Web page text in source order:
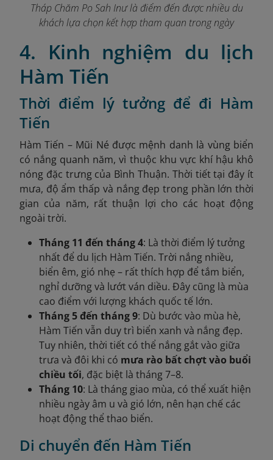
Tháp Chăm Po Sah Inư là điểm đến được nhiều du
khách lựa chọn kết hợp tham quan trong ngày
4. Kinh nghiệm du lịch
Hàm Tiến
Thời điểm lý tưởng để đi Hàm
Tiến
Hàm Tiến – Mũi Né được mệnh danh là vùng biển
có nắng quanh năm, vì thuộc khu vực khí hậu khô
nóng đặc trưng của Bình Thuận. Thời tiết tại đây ít
mưa, độ ẩm thấp và nắng đẹp trong phần lớn thời
gian của năm, rất thuận lợi cho các hoạt động
ngoài trời.
Tháng 11 đến tháng 4: Là thời điểm lý tưởng
nhất để du lịch Hàm Tiến. Trời nắng nhiều,
biển êm, gió nhẹ – rất thích hợp để tắm biển,
nghỉ dưỡng và lướt ván diều. Đây cũng là mùa
cao điểm với lượng khách quốc tế lớn.
Tháng 5 đến tháng 9: Dù bước vào mùa hè,
Hàm Tiến vẫn duy trì biển xanh và nắng đẹp.
Tuy nhiên, thời tiết có thể nắng gắt vào giữa
trưa và đôi khi có mưa rào bất chợt vào buổi
chiều tối, đặc biệt là tháng 7–8.
Tháng 10: Là tháng giao mùa, có thể xuất hiện
nhiều ngày âm u và gió lớn, nên hạn chế các
hoạt động thể thao biển.
Di chuyển đến Hàm Tiến